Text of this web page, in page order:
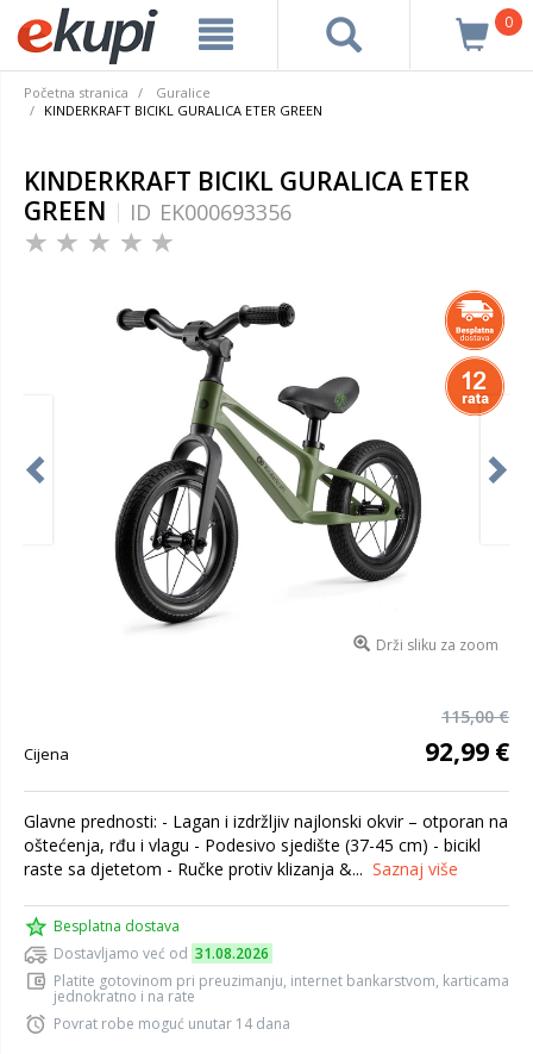
0
Početna stranica
Guralice
KINDERKRAFT BICIKL GURALICA ETER GREEN
KINDERKRAFT BICIKL GURALICA ETER
GREEN
ID EK000693356
Drži sliku za zoom
115,00 €
Cijena 92,99 €
Glavne prednosti: - Lagan i izdržljiv najlonski okvir – otporan na
oštećenja, rđu i vlagu - Podesivo sjedište (37-45 cm) - bicikl
raste sa djetetom - Ručke protiv klizanja &... Saznaj više
Besplatna dostava
Dostavljamo već od 31.08.2026
Platite gotovinom pri preuzimanju, internet bankarstvom, karticama
jednokratno i na rate
Povrat robe moguć unutar 14 dana